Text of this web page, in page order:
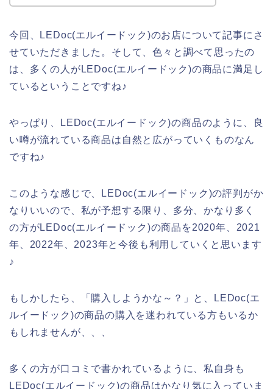
今回、LEDoc(エルイードック)のお店について記事にさ
せていただきました。そして、色々と調べて思ったの
は、多くの人がLEDoc(エルイードック)の商品に満足し
ているということですね♪
やっぱり、LEDoc(エルイードック)の商品のように、良
い噂が流れている商品は自然と広がっていくものなん
ですね♪
このような感じで、LEDoc(エルイードック)の評判がか
なりいいので、私が予想する限り、多分、かなり多く
の方がLEDoc(エルイードック)の商品を2020年、2021
年、2022年、2023年と今後も利用していくと思います
♪
もしかしたら、「購入しようかな～？」と、LEDoc(エ
ルイードック)の商品の購入を迷われている方もいるか
もしれませんが、、、
多くの方が口コミで書かれているように、私自身も
LEDoc(エルイードック)の商品はかなり気に入っていま